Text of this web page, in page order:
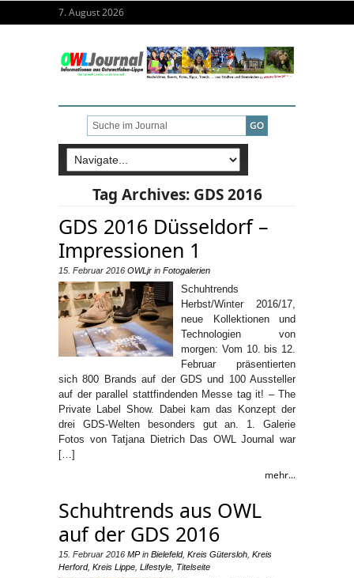
7. August 2026
Tag Archives: GDS 2016
GDS 2016 Düsseldorf –
Impressionen 1
15. Februar 2016 OWLjr in Fotogalerien
Schuhtrends
Herbst/Winter 2016/17,
neue Kollektionen und
Technologien von
morgen: Vom 10. bis 12.
Februar präsentierten
sich 800 Brands auf der GDS und 100 Aussteller
auf der parallel stattfindenden Messe tag it! – The
Private Label Show. Dabei kam das Konzept der
drei GDS-Welten besonders gut an. 1. Galerie
Fotos von Tatjana Dietrich Das OWL Journal war
[…]
mehr...
Schuhtrends aus OWL
auf der GDS 2016
15. Februar 2016 MPin Bielefeld, Kreis Gütersloh Kreis
Herford, Kreis Lippe Lifestyle Titelseite